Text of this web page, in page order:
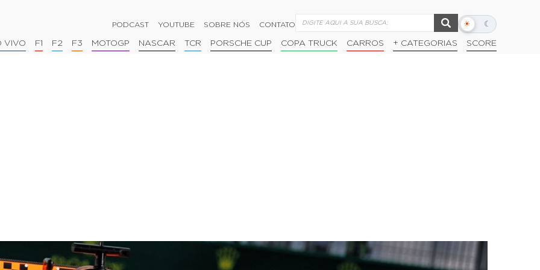
PODCAST YOUTUBE SOBRE NÓS CONTATO ☀ ☾
Alternar
escuro
VIVO F1 F2 F3 MOTOGP NASCAR TCR PORSCHE CUP COPA TRUCK CARROS + CATEGORIAS SCORE